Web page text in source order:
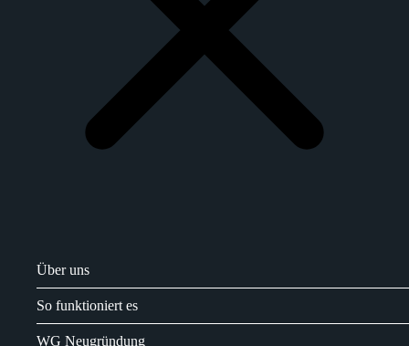
Über uns
So funktioniert es
WG Neugründung